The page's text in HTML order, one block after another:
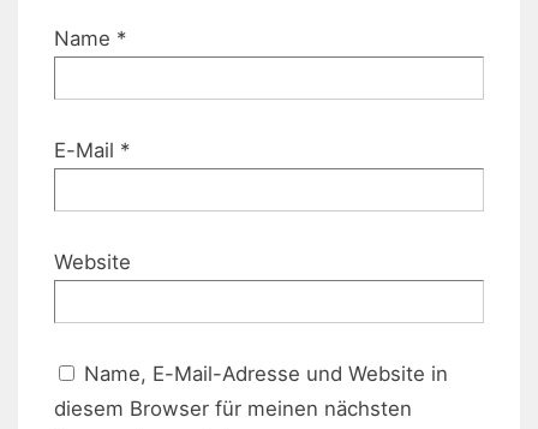
Name *
E-Mail *
Website
Name, E-Mail-Adresse und Website in
diesem Browser für meinen nächsten